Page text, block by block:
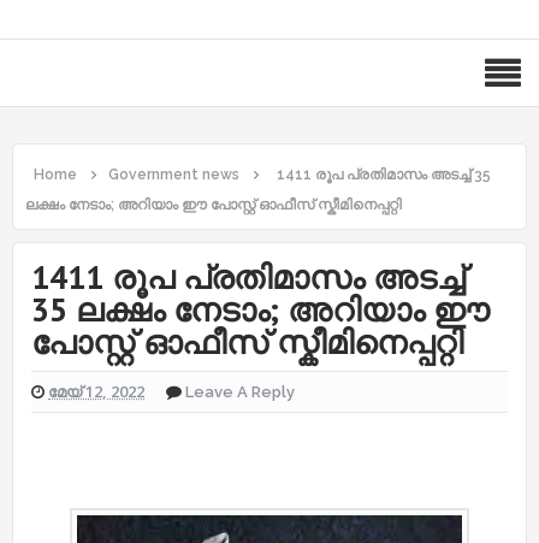
Home Government news
1411 രൂപ പ്രതിമാസം അടച്ച്‌ 35
ലക്ഷം നേടാം; അറിയാം ഈ പോസ്റ്റ് ഓഫീസ് സ്കീമിനെപ്പറ്റി
1411 രൂപ പ്രതിമാസം അടച്ച്‌
35 ലക്ഷം നേടാം; അറിയാം ഈ
പോസ്റ്റ് ഓഫീസ് സ്കീമിനെപ്പറ്റി
മേയ് 12, 2022 Leave A Reply